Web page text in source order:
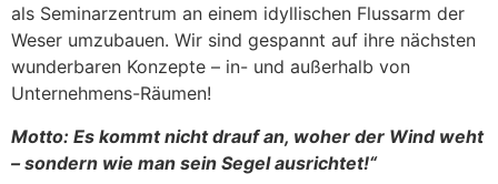
als Seminarzentrum an einem idyllischen Flussarm der
Weser umzubauen. Wir sind gespannt auf ihre nächsten
wunderbaren Konzepte – in- und außerhalb von
Unternehmens-Räumen!
Motto: Es kommt nicht drauf an, woher der Wind weht
– sondern wie man sein Segel ausrichtet!“